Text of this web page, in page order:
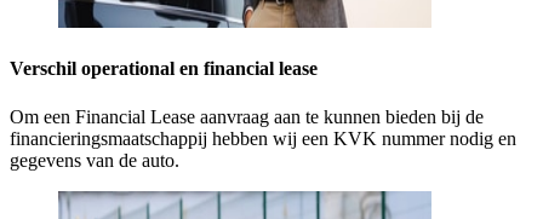
Verschil operational en financial lease
Om een Financial Lease aanvraag aan te kunnen bieden bij de
financieringsmaatschappij hebben wij een KVK nummer nodig en
gegevens van de auto.